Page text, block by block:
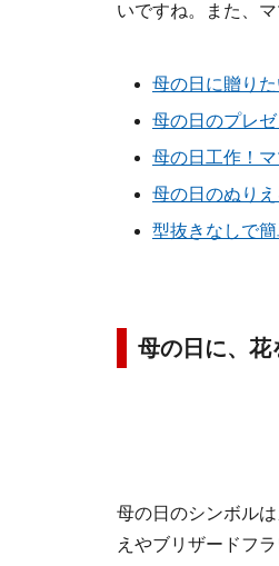
いですね。また、
母の日に贈り
母の日のプレ
母の日工作！
母の日のぬり
型抜きなしで
母の日に、花
母の日のシンボル
えやブリザードフ